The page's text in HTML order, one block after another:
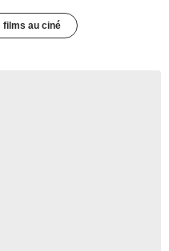
films au ciné